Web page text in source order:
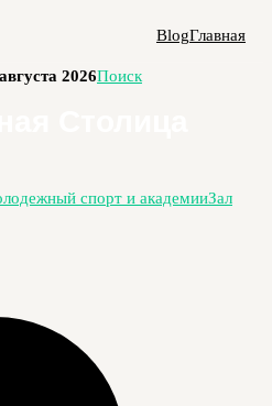
BlogГлавная
2026Поиск
спорт и академииЗал